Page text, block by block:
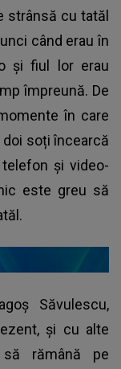
strânsă cu tatăl
când erau în
și fiul lor erau
împreună. De
în care
soți încearcă
și video-
este greu să
Săvulescu,
și cu alte
rămână pe